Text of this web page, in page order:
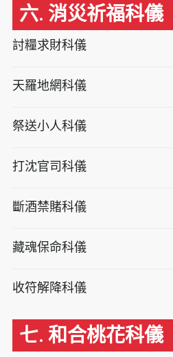
六. 消災祈福科儀
討糧求財科儀
天羅地網科儀
祭送小人科儀
打沈官司科儀
斷酒禁賭科儀
藏魂保命科儀
收符解降科儀
七. 和合桃花科儀